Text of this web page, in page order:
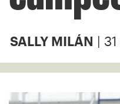
SALLY MILÁN |